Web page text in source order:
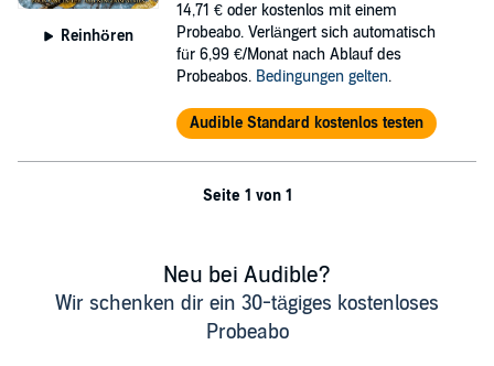
In a last chance at survival, Layke helps Caitin escape but now he
must tell her the truth. He’d already lost his kingdom, he couldn’t
©2022 Misty Polish (P)2023 Misty Polish
Reinhören
14,71 € oder kostenlos mit einem
Probeabo. Verlängert sich automatisch
für 6,99 €/Monat nach Ablauf des
Probeabos. Bedingungen gelten.
Audible Standard kostenlos testen
Seite 1 von 1
Neu bei Audible?
Wir schenken dir ein 30-tägiges kostenloses
Probeabo